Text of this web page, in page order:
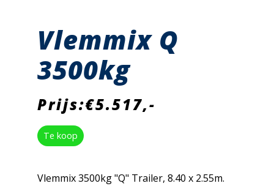
Vlemmix Q
3500kg
Prijs:€5.517,-
Te koop
Vlemmix 3500kg "Q" Trailer, 8.40 x 2.55m.